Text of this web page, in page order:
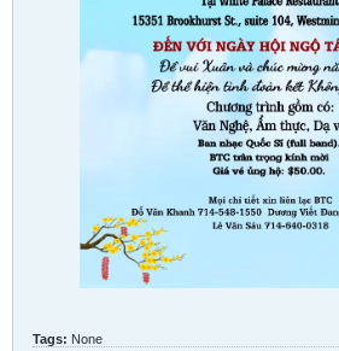
Tags: None